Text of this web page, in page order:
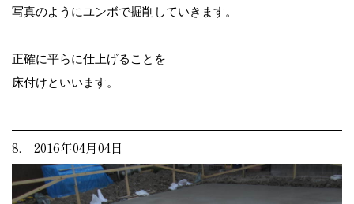
写真のようにユンボで掘削していきます。
正確に平らに仕上げることを
床付けといいます。
8. 2016年04月04日